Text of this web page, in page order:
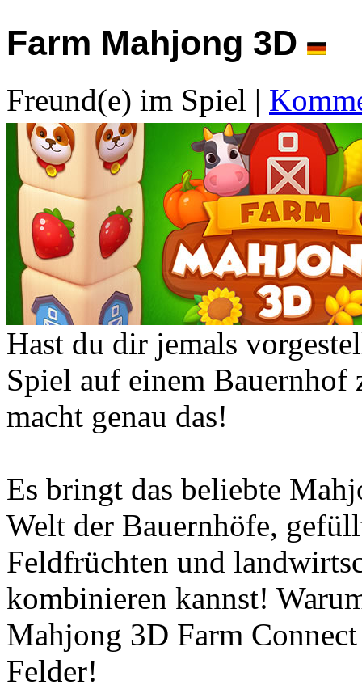
Farm Mahjong 3D
Freund(e) im Spiel |
Hast du dir jemals
Spiel auf einem
macht genau das!
Es bringt das beliebte
Welt der Bauernhöfe,
Feldfrüchten und
kombinieren kannst!
Mahjong 3D Farm
Felder!